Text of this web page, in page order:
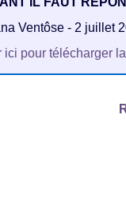
Ventôse - 2 juillet
ici pour télécharger